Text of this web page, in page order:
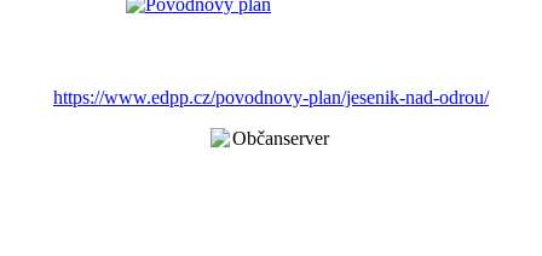
https://www.edpp.cz/povodnovy-plan/jesenik-nad-odrou/